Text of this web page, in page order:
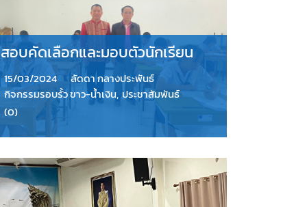
สอบคัดเลือกและมอบตัวนักเรียน
15/03/2024
ลัดดา กลางประพันธ์
กิจกรรมรอบรั้ว ขาว-น้ำเงิน, ประชาสัมพันธ์
(0)